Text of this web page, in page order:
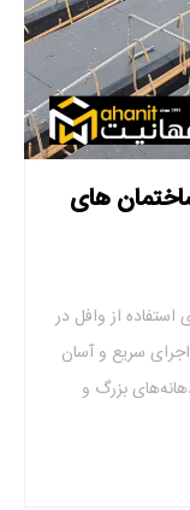
های
از وافل در
سریع و آسان
بزرگ و
قیمت در آن